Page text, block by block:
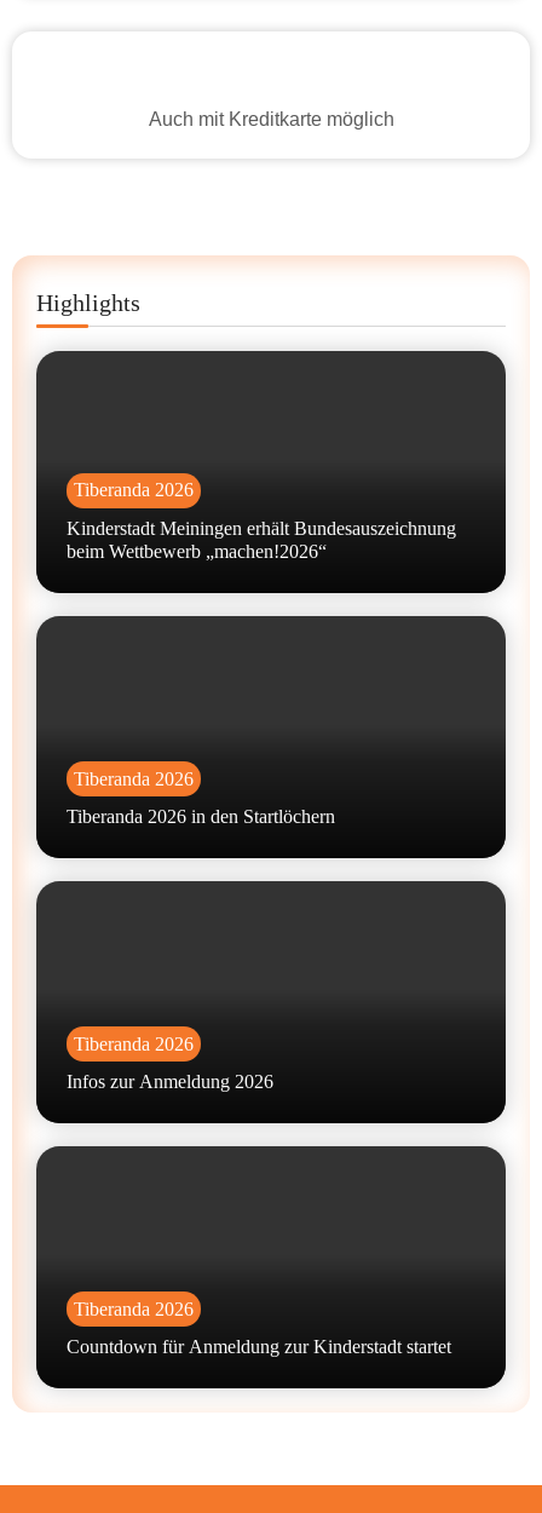
Auch mit Kreditkarte möglich
Highlights
Tiberanda 2026
Kinderstadt Meiningen erhält Bundesauszeichnung
beim Wettbewerb „machen!2026“
Tiberanda 2026
Tiberanda 2026 in den Startlöchern
Tiberanda 2026
Infos zur Anmeldung 2026
Tiberanda 2026
Countdown für Anmeldung zur Kinderstadt startet